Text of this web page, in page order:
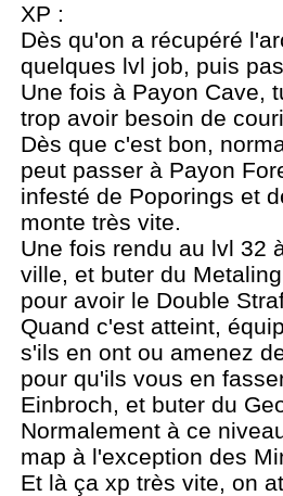
XP :
Dès qu'on a récupéré
quelques lvl job, puis
Une fois à Payon Cave,
trop avoir besoin de
Dès que c'est bon,
peut passer à Payon
infesté de Poporings et
monte très vite.
Une fois rendu au lvl 32
ville, et buter du
pour avoir le Double
Quand c'est atteint,
s'ils en ont ou amenez
pour qu'ils vous en
Einbroch, et buter du
Normalement à ce
map à l'exception des
Et là ça xp très vite, on